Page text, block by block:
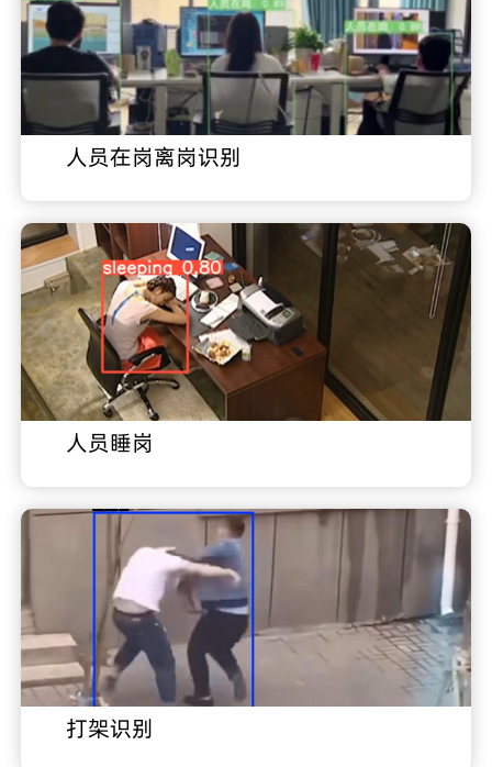
人员在岗离岗识别
人员睡岗
打架识别